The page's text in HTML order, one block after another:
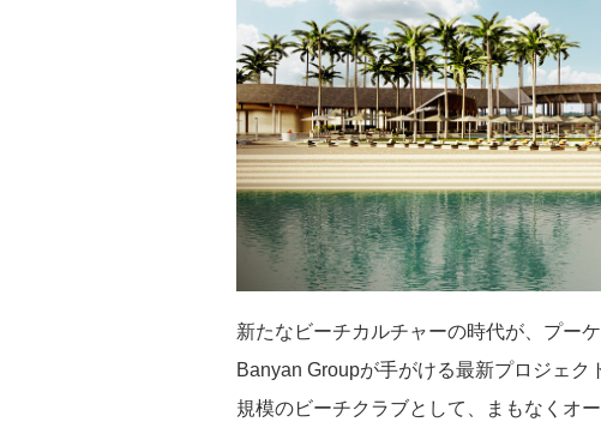
新たなビーチカルチャーの時代が、プー
Banyan Groupが手がける最新プロジェ
規模のビーチクラブとして、まもなくオー